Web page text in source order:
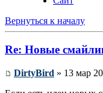
Вернуться к началу
Re: Новые
DirtyBird » 13 мар